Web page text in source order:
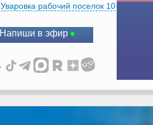
Уваровка рабочий поселок 105.5 FM
Напиши в эфир